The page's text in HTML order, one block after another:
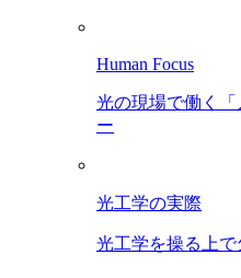
Human Focus
光の現場で働く「
ー
光工学の実際
光工学を操る上